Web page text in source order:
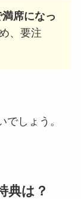
席になっ
、要注
しょう。
典は？